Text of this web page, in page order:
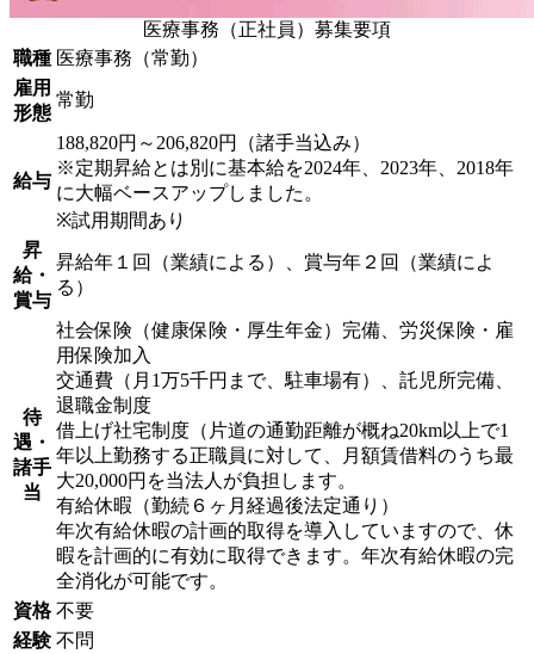
医療事務（正社員）募集要項
職種 医療事務（常勤）
雇用
形態
常勤
給与
188,820円～206,820円（諸手当込み）
※定期昇給とは別に基本給を2024年、2023年、2018年
に大幅ベースアップしました。
※試用期間あり
昇
給・
賞与
昇給年１回（業績による）、賞与年２回（業績によ
る）
待
遇・
諸手
当
社会保険（健康保険・厚生年金）完備、労災保険・雇
用保険加入
交通費（月1万5千円まで、駐車場有）、託児所完備、
退職金制度
借上げ社宅制度（片道の通勤距離が概ね20km以上で1
年以上勤務する正職員に対して、月額賃借料のうち最
大20,000円を当法人が負担します。
有給休暇（勤続６ヶ月経過後法定通り）
年次有給休暇の計画的取得を導入していますので、休
暇を計画的に有効に取得できます。年次有給休暇の完
全消化が可能です。
資格 不要
経験 不問